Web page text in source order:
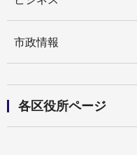
市政情報
各区役所ページ